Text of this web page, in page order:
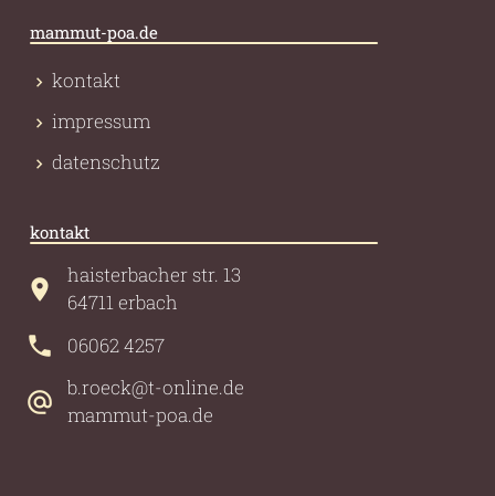
mammut-poa.de
kontakt
impressum
datenschutz
kontakt
haisterbacher str. 13
64711 erbach
06062 4257
b.roeck@t-online.de
mammut-poa.de